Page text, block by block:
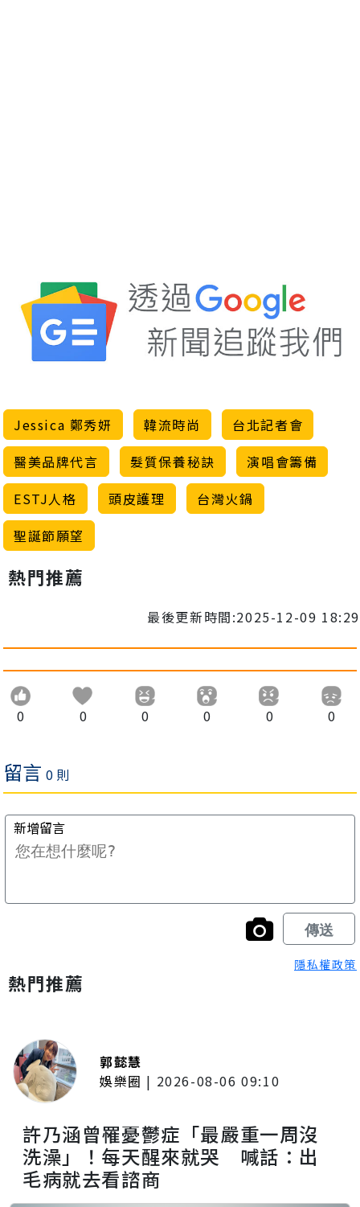
Jessica 鄭秀妍 韓流時尚
台北記者會
醫美品牌代言
髮質保養秘訣
演唱會籌備
ESTJ人格
頭皮護理
台灣火鍋
聖誕節願望
熱門推薦
最後更新時間:2025-12-09 18:29
0 0 0 0 0 0
隱私權政策
熱門推薦
郭懿慧
娛樂圈 | 2026-08-06 09:10
許乃涵曾罹憂鬱症「最嚴重一周沒
洗澡」！每天醒來就哭 喊話：出
毛病就去看諮商